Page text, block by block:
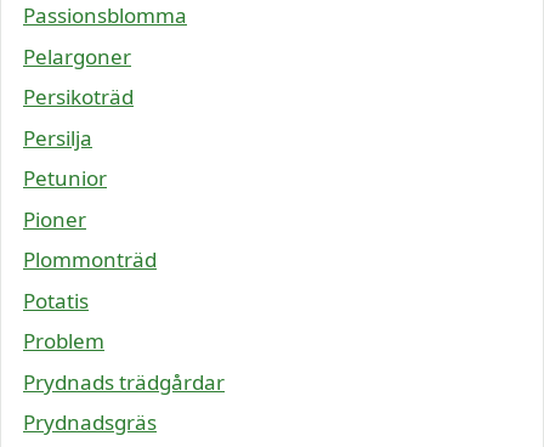
Passionsblomma
Pelargoner
Persikoträd
Persilja
Petunior
Pioner
Plommonträd
Potatis
Problem
Prydnads trädgårdar
Prydnadsgräs